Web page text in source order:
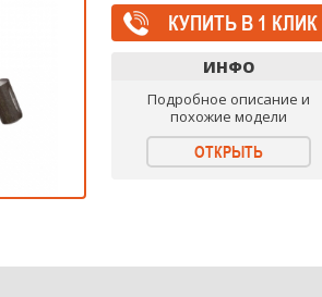
КУПИТЬ В 1 КЛИК
ИНФО
Подробное описание и
похожие модели
ОТКРЫТЬ